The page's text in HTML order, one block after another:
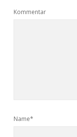
Kommentar
Name*